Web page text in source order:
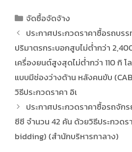
จัดซื้อจัดจ้าง
ประกาศประกวดราคาซื้อรถบร
ปริมาตรกระบอกสูบไม่ต่ำกว่า
เครื่องยนต์สูงสุดไม่ต่ำกว่า 110 กิ
แบบมีช่องว่างด้าน หลังคนขับ
วิธีประกวดราคา อิเ
ประกาศประกวดราคาซื้อรถจัก
ซีซี จำนวน 42 คัน ด้วยวิธีประกวด
bidding) (สำนักบริหารกาลาง)